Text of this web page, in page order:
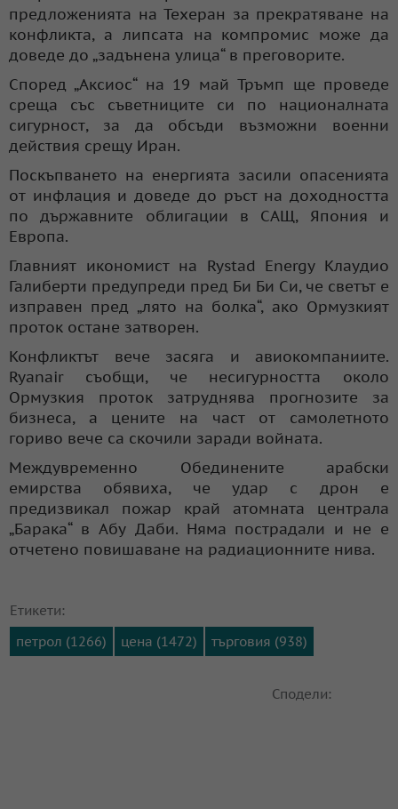
предложенията на Техеран за прекратяване на
конфликта, а липсата на компромис може да
доведе до „задънена улица“ в преговорите.
Според „Аксиос“ на 19 май Тръмп ще проведе
среща със съветниците си по националната
сигурност, за да обсъди възможни военни
действия срещу Иран.
Поскъпването на енергията засили опасенията
от инфлация и доведе до ръст на доходността
по държавните облигации в САЩ, Япония и
Европа.
Главният икономист на Rystad Energy Клаудио
Галиберти предупреди пред Би Би Си, че светът е
изправен пред „лято на болка“, ако Ормузкият
проток остане затворен.
Конфликтът вече засяга и авиокомпаниите.
Ryanair съобщи, че несигурността около
Ормузкия проток затруднява прогнозите за
бизнеса, а цените на част от самолетното
гориво вече са скочили заради войната.
Междувременно Обединените арабски
емирства обявиха, че удар с дрон е
предизвикал пожар край атомната централа
„Барака“ в Абу Даби. Няма пострадали и не е
отчетено повишаване на радиационните нива.
Етикети:
петрол (1266)
цена (1472) търговия (938)
Сподели: